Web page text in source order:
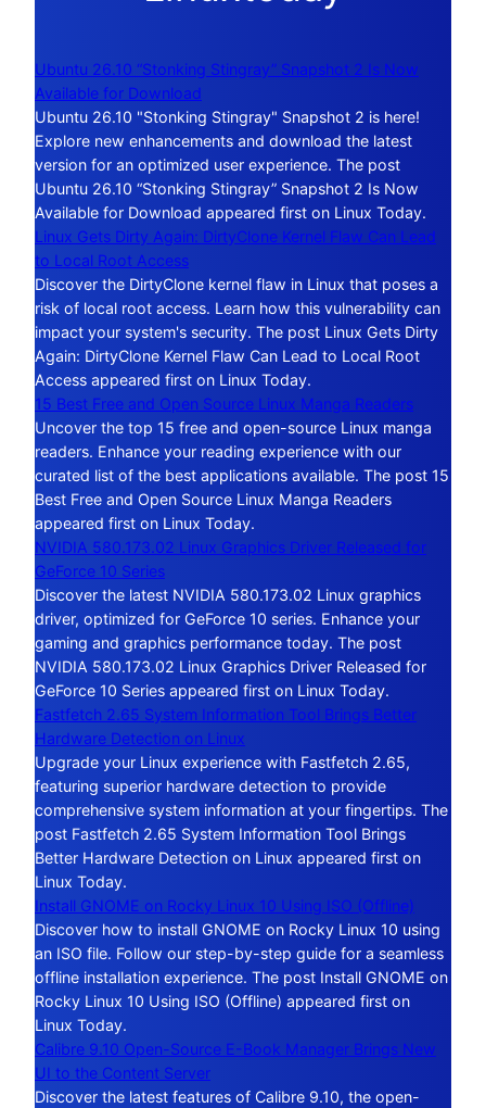
Ubuntu 26.10 “Stonking Stingray” Snapshot 2 Is Now
Available for Download
Ubuntu 26.10 "Stonking Stingray" Snapshot 2 is here!
Explore new enhancements and download the latest
version for an optimized user experience. The post
Ubuntu 26.10 “Stonking Stingray” Snapshot 2 Is Now
Available for Download appeared first on Linux Today.
Linux Gets Dirty Again: DirtyClone Kernel Flaw Can Lead
to Local Root Access
Discover the DirtyClone kernel flaw in Linux that poses a
risk of local root access. Learn how this vulnerability can
impact your system's security. The post Linux Gets Dirty
Again: DirtyClone Kernel Flaw Can Lead to Local Root
Access appeared first on Linux Today.
15 Best Free and Open Source Linux Manga Readers
Uncover the top 15 free and open-source Linux manga
readers. Enhance your reading experience with our
curated list of the best applications available. The post 15
Best Free and Open Source Linux Manga Readers
appeared first on Linux Today.
NVIDIA 580.173.02 Linux Graphics Driver Released for
GeForce 10 Series
Discover the latest NVIDIA 580.173.02 Linux graphics
driver, optimized for GeForce 10 series. Enhance your
gaming and graphics performance today. The post
NVIDIA 580.173.02 Linux Graphics Driver Released for
GeForce 10 Series appeared first on Linux Today.
Fastfetch 2.65 System Information Tool Brings Better
Hardware Detection on Linux
Upgrade your Linux experience with Fastfetch 2.65,
featuring superior hardware detection to provide
comprehensive system information at your fingertips. The
post Fastfetch 2.65 System Information Tool Brings
Better Hardware Detection on Linux appeared first on
Linux Today.
Install GNOME on Rocky Linux 10 Using ISO (Offline)
Discover how to install GNOME on Rocky Linux 10 using
an ISO file. Follow our step-by-step guide for a seamless
offline installation experience. The post Install GNOME on
Rocky Linux 10 Using ISO (Offline) appeared first on
Linux Today.
Calibre 9.10 Open-Source E-Book Manager Brings New
UI to the Content Server
Discover the latest features of Calibre 9.10, the open-